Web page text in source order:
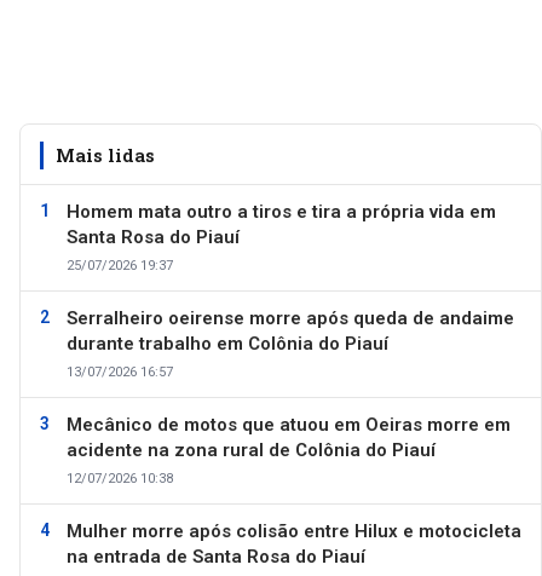
Mais lidas
Homem mata outro a tiros e tira a própria vida em
Santa Rosa do Piauí
25/07/2026 19:37
Serralheiro oeirense morre após queda de andaime
durante trabalho em Colônia do Piauí
13/07/2026 16:57
Mecânico de motos que atuou em Oeiras morre em
acidente na zona rural de Colônia do Piauí
12/07/2026 10:38
Mulher morre após colisão entre Hilux e motocicleta
na entrada de Santa Rosa do Piauí